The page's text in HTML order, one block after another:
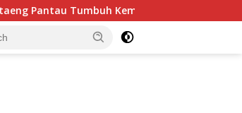
Tumbuh Kembang Bayi dan Balita